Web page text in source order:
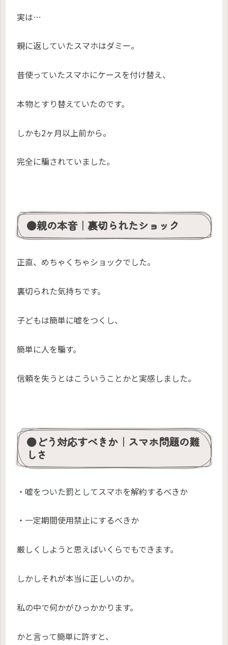
実は…
親に返していたスマホはダミー。
昔使っていたスマホにケースを付け替え、
本物とすり替えていたのです。
しかも2ヶ月以上前から。
完全に騙されていました。
●親の本音｜裏切られたショック
正直、めちゃくちゃショックでした。
裏切られた気持ちです。
子どもは簡単に嘘をつくし、
簡単に人を騙す。
信頼を失うとはこういうことかと実感しました。
●どう対応すべきか｜スマホ問題の難
しさ
・嘘をついた罰としてスマホを解約するべきか
・一定期間使用禁止にするべきか
厳しくしようと思えばいくらでもできます。
しかしそれが本当に正しいのか。
私の中で何かがひっかかります。
かと言って簡単に許すと、